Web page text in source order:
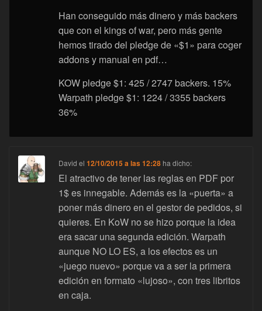
Han conseguido más dinero y más backers
que con el kings of war, pero más gente
hemos tirado del pledge de «$1» para coger
addons y manual en pdf…
KOW pledge $1: 425 / 2747 backers. 15%
Warpath pledge $1: 1224 / 3355 backers
36%
David el12/10/2015 a las 12:28 ha dicho:
El atractivo de tener las reglas en PDF por
1$ es innegable. Además es la «puerta» a
poner más dinero en el gestor de pedidos, si
quieres. En KoW no se hizo porque la idea
era sacar una segunda edición. Warpath
aunque NO LO ES, a los efectos es un
«juego nuevo» porque va a ser la primera
edición en formato «lujoso», con tres libritos
en caja.